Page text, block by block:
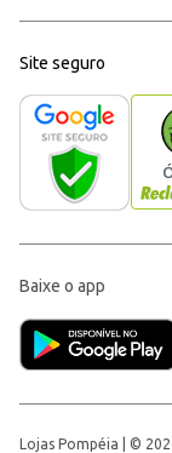
Site seguro
Baixe o app
Lojas Pompéia | ©